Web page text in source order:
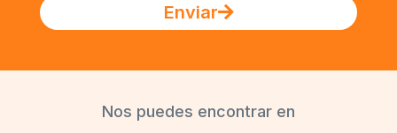
Enviar
Nos puedes encontrar en